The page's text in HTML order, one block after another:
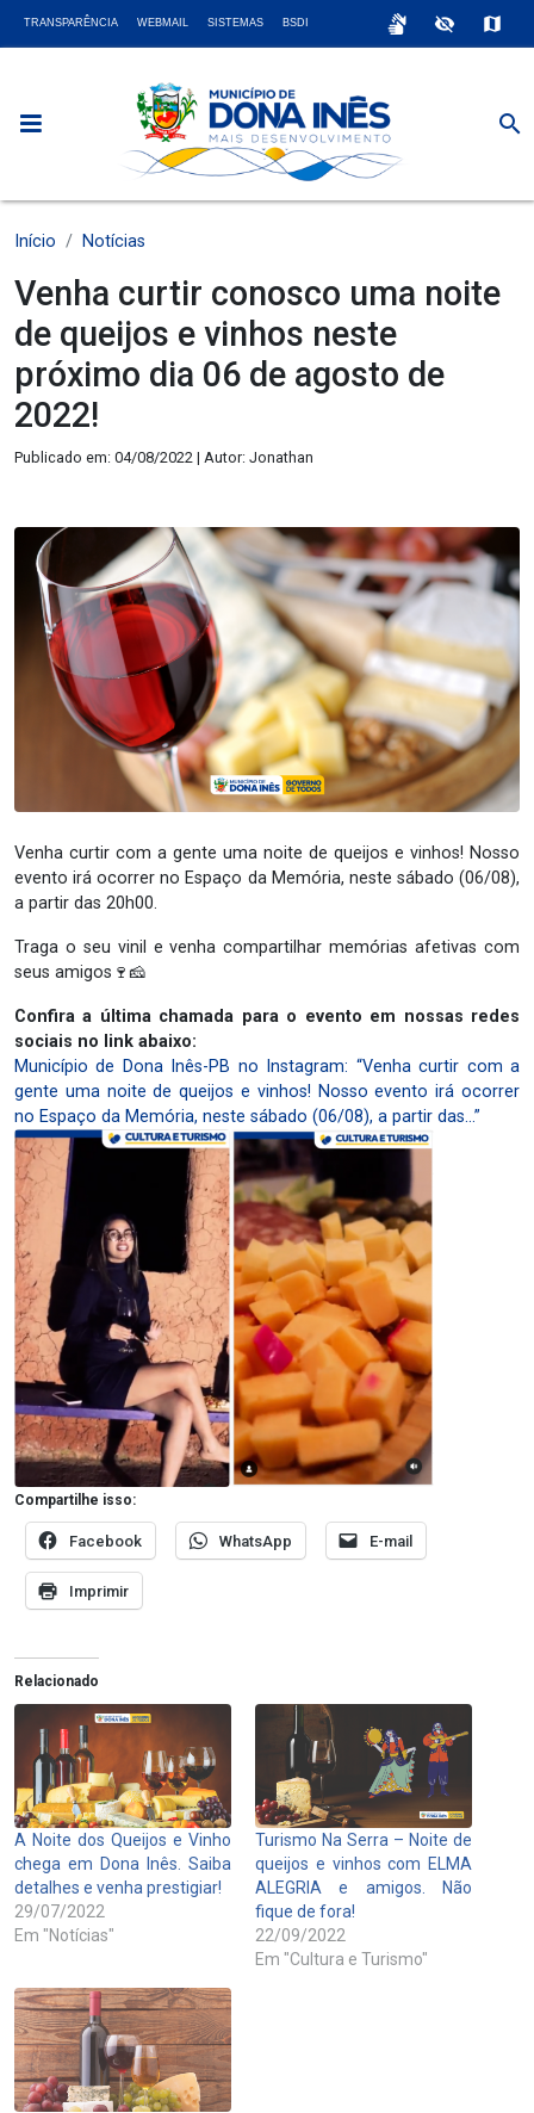
TRANSPARÊNCIA WEBMAIL SISTEMAS BSDI sign_language visibility_off map
search
Início Notícias
Venha curtir conosco uma noite
de queijos e vinhos neste
próximo dia 06 de agosto de
2022!
Publicado em: 04/08/2022 | Autor: Jonathan
Venha curtir com a gente uma noite de queijos e vinhos! Nosso
evento irá ocorrer no Espaço da Memória, neste sábado (06/08),
a partir das 20h00.
Traga o seu vinil e venha compartilhar memórias afetivas com
seus amigos🍷🧀
Confira a última chamada para o evento em nossas redes
sociais no link abaixo:
Município de Dona Inês-PB no Instagram: “Venha curtir com a
gente uma noite de queijos e vinhos! Nosso evento irá ocorrer
no Espaço da Memória, neste sábado (06/08), a partir das…”
Compartilhe isso:
Facebook WhatsApp E-mail
Imprimir
Relacionado
A Noite dos Queijos e Vinho
chega em Dona Inês. Saiba
detalhes e venha prestigiar!
29/07/2022
Em "Notícias"
Turismo Na Serra – Noite de
queijos e vinhos com ELMA
ALEGRIA e amigos. Não
fique de fora!
22/09/2022
Em "Cultura e Turismo"